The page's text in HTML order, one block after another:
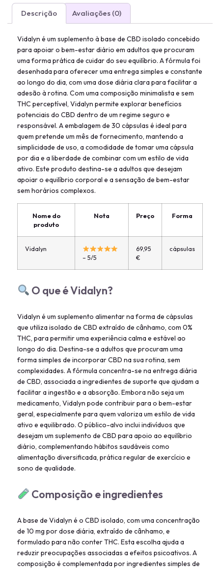
Descrição Avaliações (0)
Vidalyn é um suplemento à base de CBD isolado concebido
para apoiar o bem-estar diário em adultos que procuram
uma forma prática de cuidar do seu equilíbrio. A fórmula foi
desenhada para oferecer uma entrega simples e constante
ao longo do dia, com uma dose diária clara para facilitar a
adesão à rotina. Com uma composição minimalista e sem
THC perceptível, Vidalyn permite explorar benefícios
potenciais do CBD dentro de um regime seguro e
responsável. A embalagem de 30 cápsulas é ideal para
quem pretende um mês de fornecimento, mantendo a
simplicidade de uso, a comodidade de tomar uma cápsula
por dia e a liberdade de combinar com um estilo de vida
ativo. Este produto destina-se a adultos que desejam
apoiar o equilíbrio corporal e a sensação de bem-estar
sem horários complexos.
Nome do
produto
Nota Preço Forma
Vidalyn
– 5/5
69,95
€
cápsulas
O que é Vidalyn?
Vidalyn é um suplemento alimentar na forma de cápsulas
que utiliza isolado de CBD extraído de cânhamo, com 0%
THC, para permitir uma experiência calma e estável ao
longo do dia. Destina-se a adultos que procuram uma
forma simples de incorporar CBD na sua rotina, sem
complexidades. A fórmula concentra-se na entrega diária
de CBD, associada a ingredientes de suporte que ajudam a
facilitar a ingestão e a absorção. Embora não seja um
medicamento, Vidalyn pode contribuir para o bem-estar
geral, especialmente para quem valoriza um estilo de vida
ativo e equilibrado. O público-alvo inclui indivíduos que
desejam um suplemento de CBD para apoio ao equilíbrio
diário, complementando hábitos saudáveis como
alimentação diversificada, prática regular de exercício e
sono de qualidade.
Composição e ingredientes
A base de Vidalyn é o CBD isolado, com uma concentração
de 10 mg por dose diária, extraído de cânhamo, e
formulado para não conter THC. Esta escolha ajuda a
reduzir preocupações associadas a efeitos psicoativos. A
composição é complementada por ingredientes simples de